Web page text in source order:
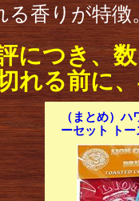
る香りが特徴
につき、
れる前に
（まとめ）
ーセット ト